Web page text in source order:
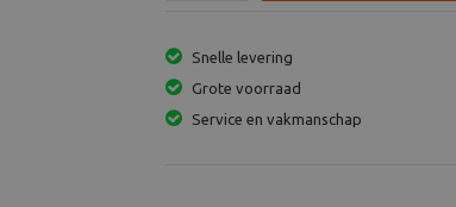
Snelle levering
Grote voorraad
Service en vakmanschap